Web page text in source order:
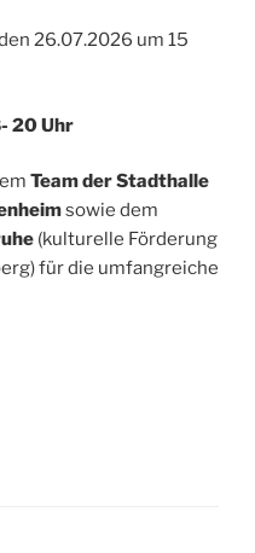
26.07.2026 um 15
20 Uhr
Team der Stadthalle
sowie dem
(kulturelle Förderung
für die umfangreiche